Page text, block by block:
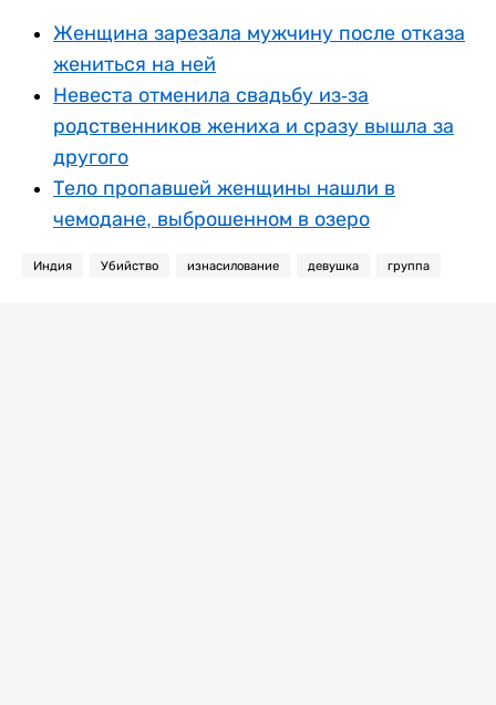
Женщина зарезала мужчину после отказа
жениться на ней
Невеста отменила свадьбу из-за
родственников жениха и сразу вышла за
другого
Тело пропавшей женщины нашли в
чемодане, выброшенном в озеро
Индия Убийство изнасилование девушка группа